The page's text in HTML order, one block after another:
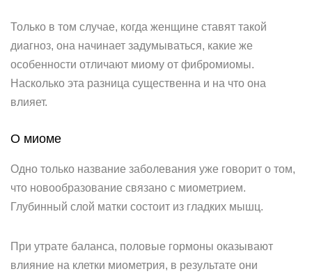
Только в том случае, когда женщине ставят такой
диагноз, она начинает задумываться, какие же
особенности отличают миому от фибромиомы.
Насколько эта разница существенна и на что она
влияет.
О миоме
Одно только название заболевания уже говорит о том,
что новообразование связано с миометрием.
Глубинный слой матки состоит из гладких мышц.
При утрате баланса, половые гормоны оказывают
влияние на клетки миометрия, в результате они